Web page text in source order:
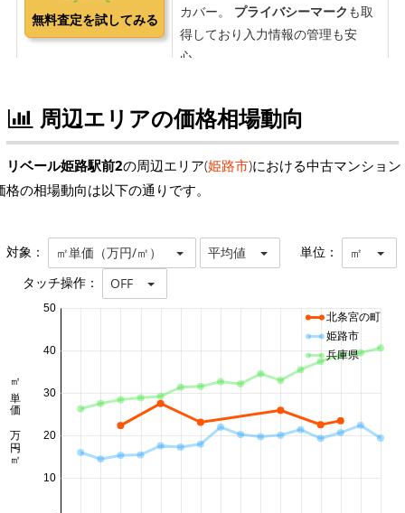
周辺エリアの価格相場動向
リベール姫路駅前2の周辺エリア(姫路市)における中古マンション
格の相場動向は以下の通りです。
対象： ㎡単価（万円/㎡） 平均値 単位： ㎡
タッチ操作： OFF
10
20
30
40
50
㎡単価 万円/㎡
北条宮の町
姫路市
兵庫県